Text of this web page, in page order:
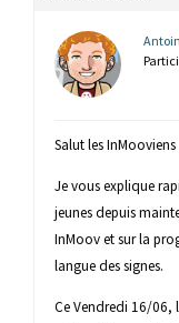
Salut les
Je vous explique
jeunes depuis
InMoov et sur la
langue des signes.
Ce Vendredi 16/06,